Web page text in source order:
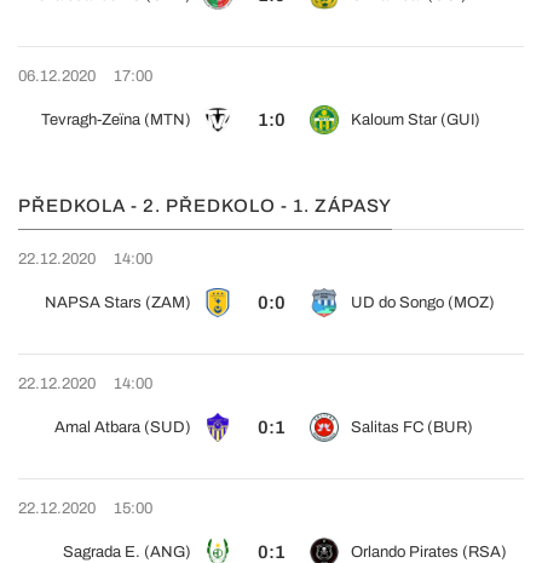
06.12.2020 17:00
Tevragh-Zeïna (MTN) 1:0 Kaloum Star (GUI)
PŘEDKOLA - 2. PŘEDKOLO - 1. ZÁPASY
22.12.2020 14:00
NAPSA Stars (ZAM) 0:0 UD do Songo (MOZ)
22.12.2020 14:00
Amal Atbara (SUD) 0:1 Salitas FC (BUR)
22.12.2020 15:00
Sagrada E. (ANG) 0:1 Orlando Pirates (RSA)